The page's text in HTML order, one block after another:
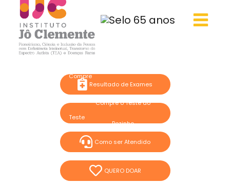
Resultado de Exames
Compre o Teste do
Pezinho
Como ser Atendido
QUERO DOAR